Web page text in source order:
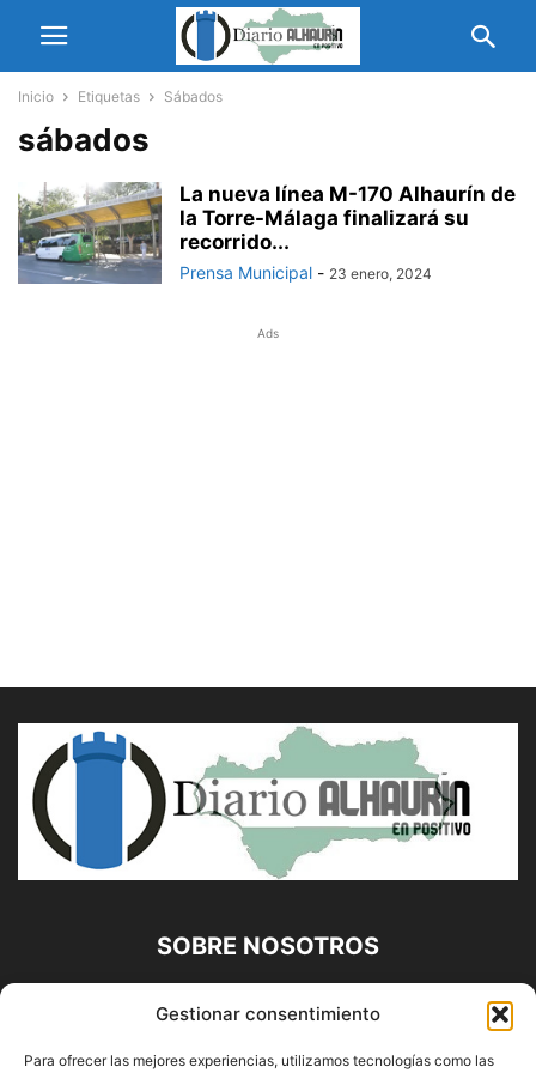
Gestionar consentimiento
Para ofrecer las mejores experiencias, utilizamos tecnologías como las
Inicio Etiquetas Sábados
sábados
La nueva línea M-170 Alhaurín de
la Torre-Málaga finalizará su
recorrido...
Prensa Municipal - 23 enero, 2024
Ads
SOBRE NOSOTROS
Diario Alhaurín (www.alhaurindelatorre.com) Propiedad de
Francisco E. López López | 639 95 71 95 | Noticias de
Alhaurín de la Torre, Málaga y Provincia|